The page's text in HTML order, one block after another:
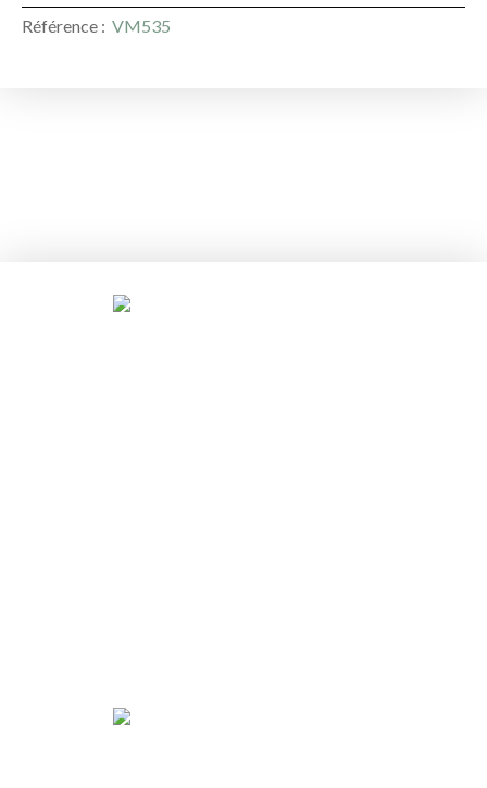
Référence : VM535